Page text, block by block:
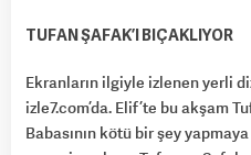
TUFAN ŞAFAK’I BIÇAKLIYOR
Ekranların ilgiyle izlenen yerli
izle7.com’da. Elif’te bu akşam
Babasının kötü bir şey